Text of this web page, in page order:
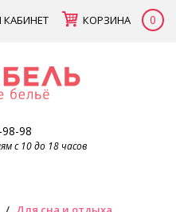
КОРЗИНА 0
98
с 10 до 18 часов